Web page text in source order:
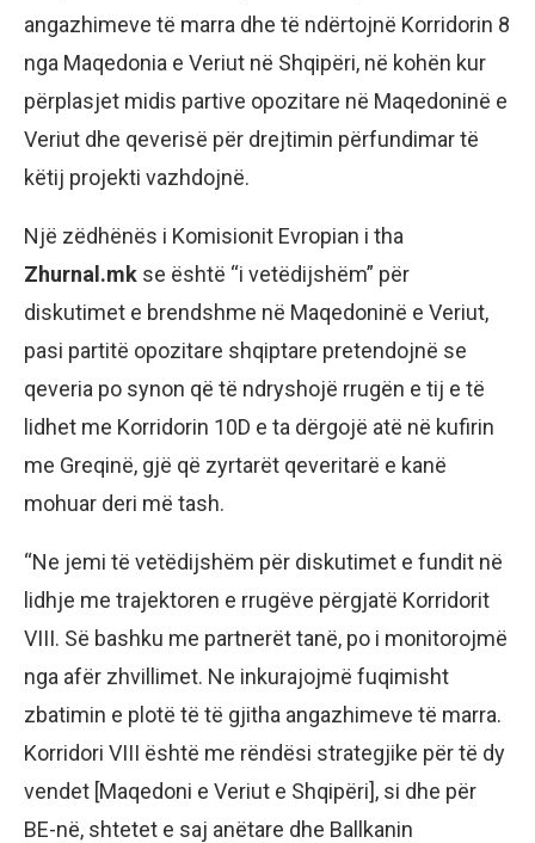
angazhimeve të marra dhe të ndërtojnë Korridorin 8
nga Maqedonia e Veriut në Shqipëri, në kohën kur
përplasjet midis partive opozitare në Maqedoninë e
Veriut dhe qeverisë për drejtimin përfundimar të
këtij projekti vazhdojnë.
Një zëdhënës i Komisionit Evropian i tha
Zhurnal.mk se është “i vetëdijshëm” për
diskutimet e brendshme në Maqedoninë e Veriut,
pasi partitë opozitare shqiptare pretendojnë se
qeveria po synon që të ndryshojë rrugën e tij e të
lidhet me Korridorin 10D e ta dërgojë atë në kufirin
me Greqinë, gjë që zyrtarët qeveritarë e kanë
mohuar deri më tash.
“Ne jemi të vetëdijshëm për diskutimet e fundit në
lidhje me trajektoren e rrugëve përgjatë Korridorit
VIII. Së bashku me partnerët tanë, po i monitorojmë
nga afër zhvillimet. Ne inkurajojmë fuqimisht
zbatimin e plotë të të gjitha angazhimeve të marra.
Korridori VIII është me rëndësi strategjike për të dy
vendet [Maqedoni e Veriut e Shqipëri], si dhe për
BE-në, shtetet e saj anëtare dhe Ballkanin